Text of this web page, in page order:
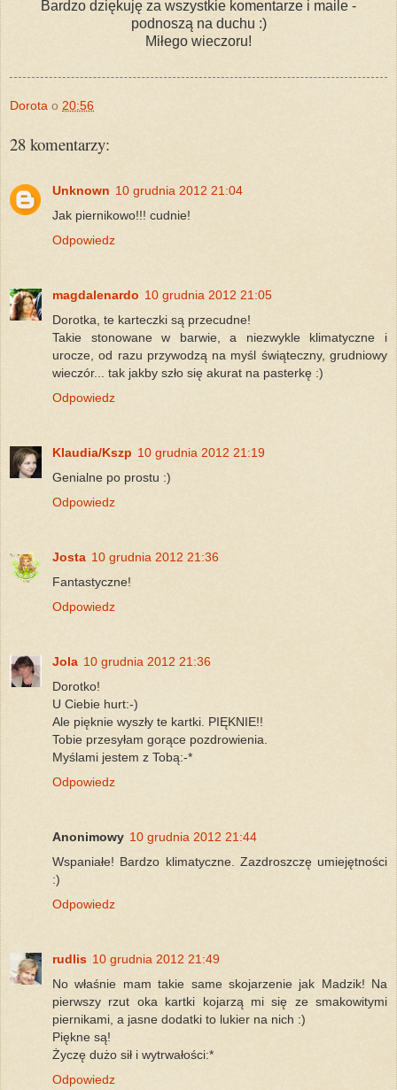
Bardzo dziękuję za wszystkie komentarze i maile -
podnoszą na duchu :)
Miłego wieczoru!
Dorota o 20:56
28 komentarzy:
Unknown 10 grudnia 2012 21:04
Jak piernikowo!!! cudnie!
Odpowiedz
magdalenardo 10 grudnia 2012 21:05
Dorotka, te karteczki są przecudne!
Takie stonowane w barwie, a niezwykle klimatyczne i
urocze, od razu przywodzą na myśl świąteczny, grudniowy
wieczór... tak jakby szło się akurat na pasterkę :)
Odpowiedz
Klaudia/Kszp 10 grudnia 2012 21:19
Genialne po prostu :)
Odpowiedz
Josta 10 grudnia 2012 21:36
Fantastyczne!
Odpowiedz
Jola 10 grudnia 2012 21:36
Dorotko!
U Ciebie hurt:-)
Ale pięknie wyszły te kartki. PIĘKNIE!!
Tobie przesyłam gorące pozdrowienia.
Myślami jestem z Tobą:-*
Odpowiedz
Anonimowy 10 grudnia 2012 21:44
Wspaniałe! Bardzo klimatyczne. Zazdroszczę umiejętności
:)
Odpowiedz
rudlis 10 grudnia 2012 21:49
No właśnie mam takie same skojarzenie jak Madzik! Na
pierwszy rzut oka kartki kojarzą mi się ze smakowitymi
piernikami, a jasne dodatki to lukier na nich :)
Piękne są!
Życzę dużo sił i wytrwałości:*
Odpowiedz